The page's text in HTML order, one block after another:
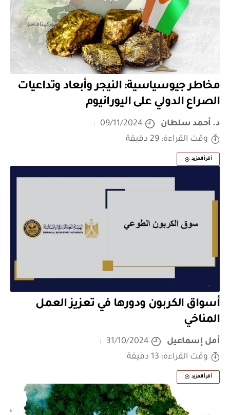
مخاطر جيوسياسية: النيجر وأبعاد وتداعيات
الصراع الدولي على اليورانيوم
د. أحمد سلطان
09/11/2024
وقت القراءة: 29 دقيقة
أقرأ المزيد
أسواق الكربون ودورها في تعزيز العمل
المناخي
أمل إسماعيل
31/10/2024
وقت القراءة: 13 دقيقة
أقرأ المزيد